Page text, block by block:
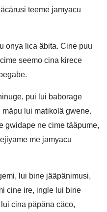
teeme jamyacu
onya lica äbita. Cine puu
seemo cina kirece
pui lui baborage
lui matikolä gwene.
gwidape ne cime tääpume,
me jamyacu
lui bine jääpänimusi,
cine ire, ingle lui bine
cina päpäna cäco,